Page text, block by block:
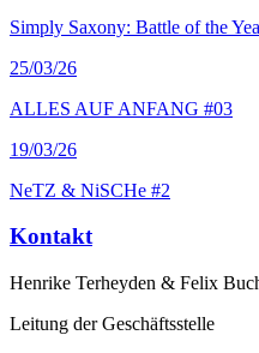
Simply Saxony: Battle of the
25/03/26
ALLES AUF ANFANG #03
19/03/26
NeTZ & NiSCHe #2
Kontakt
Henrike Terheyden & Felix
Leitung der Geschäftsstelle